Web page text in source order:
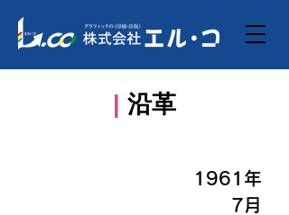
沿革
1961年
7月